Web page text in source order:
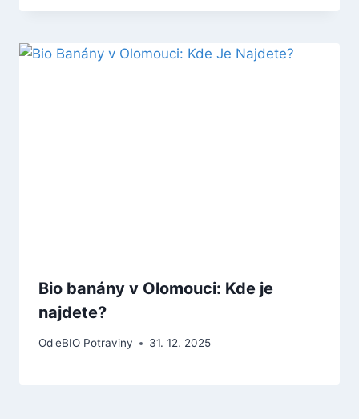
Bio banány v Olomouci: Kde je
najdete?
OdeBIO Potraviny 31. 12. 2025